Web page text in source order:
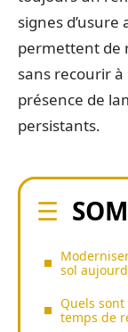
signes
permettent de
sans recourir
présence de
persistants.
sol
Quels
temps de